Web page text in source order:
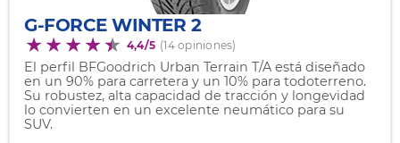
G-FORCE WINTER 2
4,4/5 (14 opiniones)
El perfil BFGoodrich Urban Terrain T/A está diseñado
en un 90% para carretera y un 10% para todoterreno.
Su robustez, alta capacidad de tracción y longevidad
lo convierten en un excelente neumático para su
SUV.